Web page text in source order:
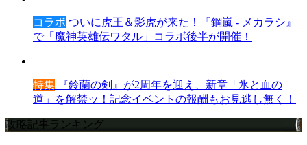
コラボ ついに虎王＆影虎が来た！『鋼嵐 - メカラシ』
で「魔神英雄伝ワタル」コラボ後半が開催！
特集 『鈴蘭の剣』が2周年を迎え、新章「氷と血の
道」を解禁ッ！記念イベントの報酬もお見逃し無く！
攻略記事ランキング